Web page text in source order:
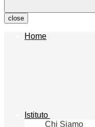
close
Home
Istituto
Chi Siamo